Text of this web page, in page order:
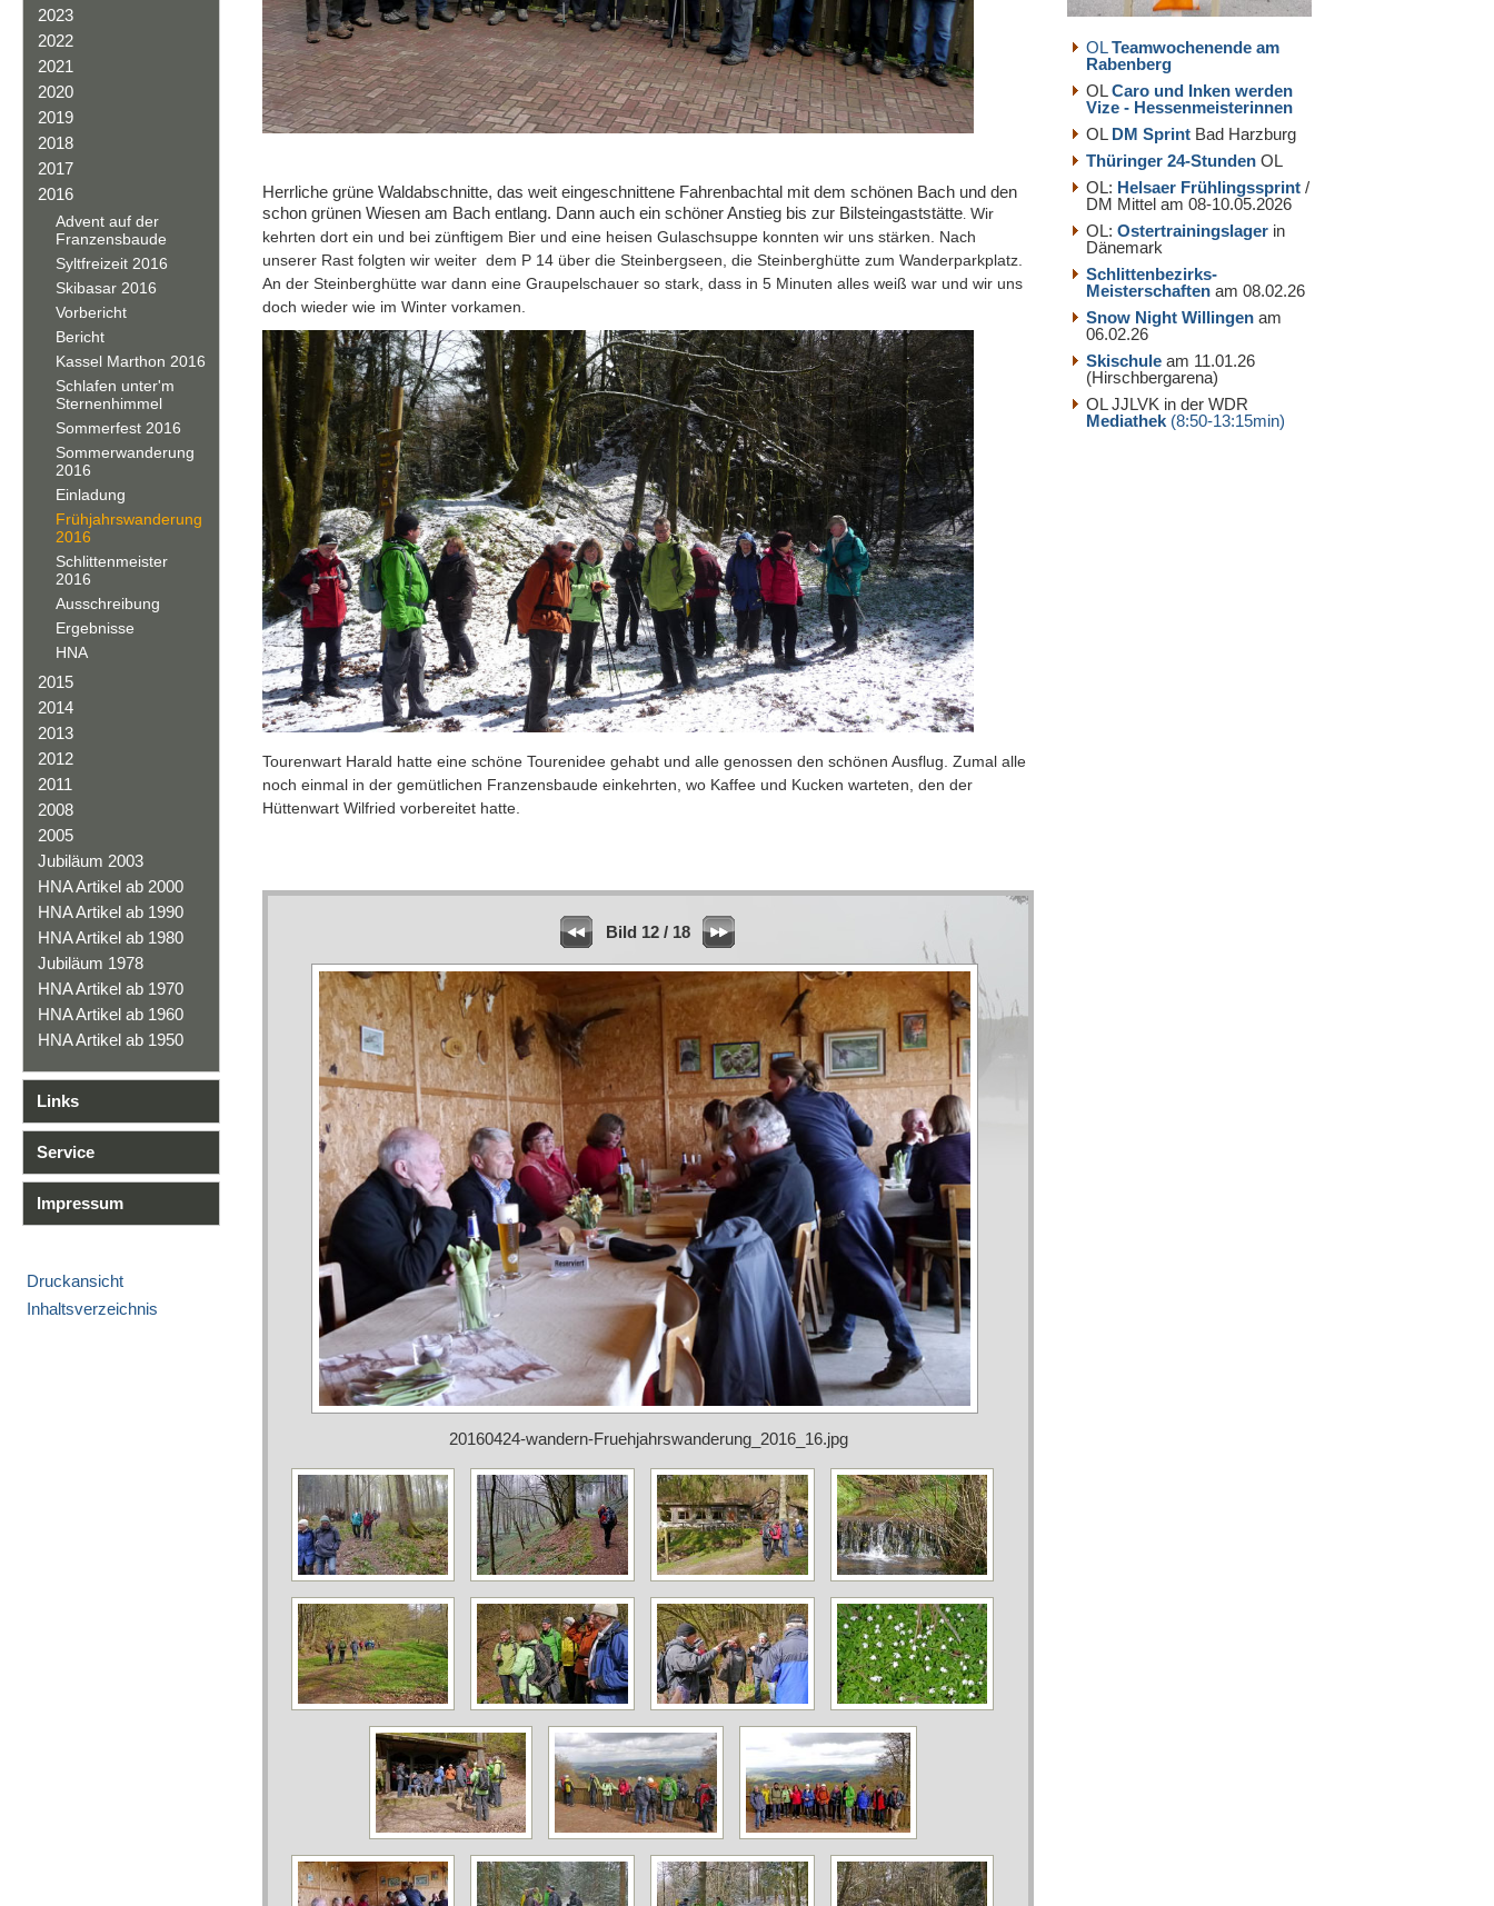
2023
2022
2021
2020
2019
2018
2017
2016
Advent auf der
Franzensbaude
Syltfreizeit 2016
Skibasar 2016
Vorbericht
Bericht
Kassel Marthon 2016
Schlafen unter'm
Sternenhimmel
Sommerfest 2016
Sommerwanderung
2016
Einladung
Frühjahrswanderung
2016
Schlittenmeister
2016
Ausschreibung
Ergebnisse
HNA
2015
2014
2013
2012
2011
2008
2005
Jubiläum 2003
HNA Artikel ab 2000
HNA Artikel ab 1990
HNA Artikel ab 1980
Jubiläum 1978
HNA Artikel ab 1970
HNA Artikel ab 1960
HNA Artikel ab 1950
Links
Service
Impressum
Druckansicht
Inhaltsverzeichnis
Herrliche grüne Waldabschnitte, das weit eingeschnittene Fahrenbachtal mit dem schönen Bach und den
schon grünen Wiesen am Bach entlang. Dann auch ein schöner Anstieg bis zur Bilsteingaststätte. Wir
kehrten dort ein und bei zünftigem Bier und eine heisen Gulaschsuppe konnten wir uns stärken. Nach
unserer Rast folgten wir weiter dem P 14 über die Steinbergseen, die Steinberghütte zum Wanderparkplatz.
An der Steinberghütte war dann eine Graupelschauer so stark, dass in 5 Minuten alles weiß war und wir uns
doch wieder wie im Winter vorkamen.
Tourenwart Harald hatte eine schöne Tourenidee gehabt und alle genossen den schönen Ausflug. Zumal alle
noch einmal in der gemütlichen Franzensbaude einkehrten, wo Kaffee und Kucken warteten, den der
Hüttenwart Wilfried vorbereitet hatte.
Bild 12 / 18
20160424-wandern-Fruehjahrswanderung_2016_16.jpg
OLTeamwochenende am
Rabenberg
OLCaro und Inken werden
Vize - Hessenmeisterinnen
OL DM Sprint Bad Harzburg
Thüringer 24-Stunden OL
OL: Helsaer Frühlingssprint /
DM Mittel am 08-10.05.2026
OL: Ostertrainingslager in
Dänemark
Schlittenbezirks-
Meisterschaften am 08.02.26
Snow Night Willingen am
06.02.26
Skischule am 11.01.26
(Hirschbergarena)
OL JJLVK in der WDR
Mediathek (8:50-13:15min)